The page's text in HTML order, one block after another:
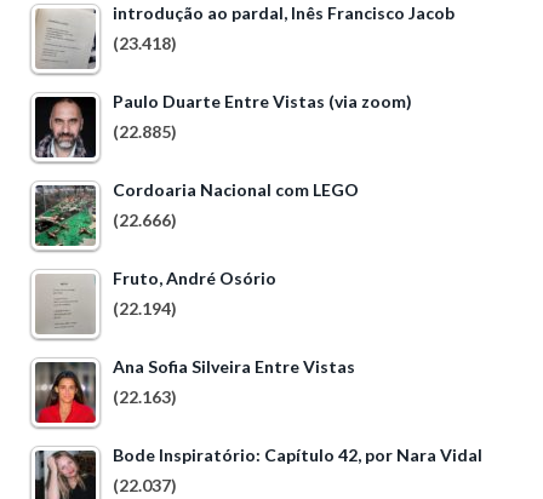
introdução ao pardal, Inês Francisco Jacob
(23.418)
Paulo Duarte Entre Vistas (via zoom)
(22.885)
Cordoaria Nacional com LEGO
(22.666)
Fruto, André Osório
(22.194)
Ana Sofia Silveira Entre Vistas
(22.163)
Bode Inspiratório: Capítulo 42, por Nara Vidal
(22.037)